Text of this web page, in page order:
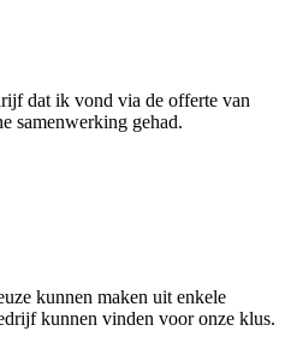
dat ik vond via de offerte van
samenwerking gehad.
kunnen maken uit enkele
kunnen vinden voor onze klus.